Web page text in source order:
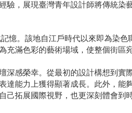
，展現臺灣青年設計師將傳統染
憶。該地自江戶時代以來即為染
滿色彩的藝術場域，使整個街區
感榮幸。從最初的設計構想到實
能力上獲得顯著成長。此外，能
拓展國際視野，也更深刻體會到